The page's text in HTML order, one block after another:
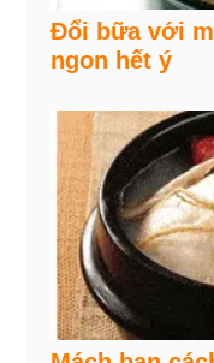
Đổi bữa với
ngon hết ý